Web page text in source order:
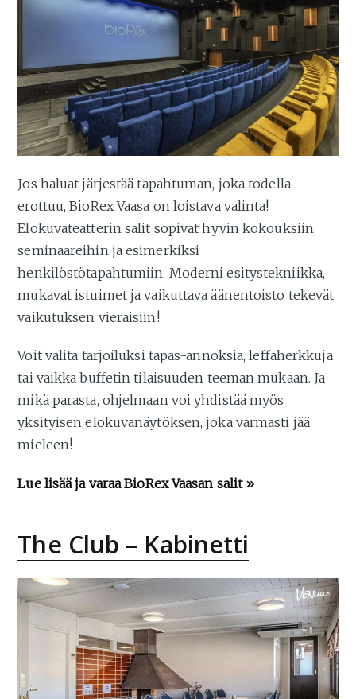
Jos haluat järjestää tapahtuman, joka todella
erottuu, BioRex Vaasa on loistava valinta!
Elokuvateatterin salit sopivat hyvin kokouksiin,
seminaareihin ja esimerkiksi
henkilöstötapahtumiin. Moderni esitystekniikka,
mukavat istuimet ja vaikuttava äänentoisto tekevät
vaikutuksen vieraisiin!
Voit valita tarjoiluksi tapas-annoksia, leffaherkkuja
tai vaikka buffetin tilaisuuden teeman mukaan. Ja
mikä parasta, ohjelmaan voi yhdistää myös
yksityisen elokuvanäytöksen, joka varmasti jää
mieleen!
Lue lisää ja varaaBioRex Vaasan salit»
The Club – Kabinetti